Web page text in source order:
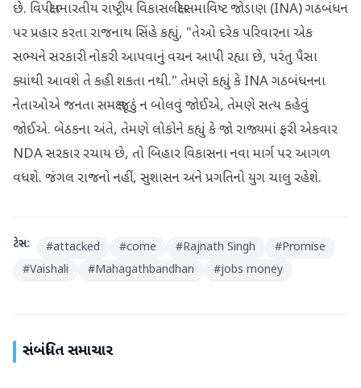
છે. વિપક્ષી ભારતીય રાષ્ટ્રીય વિકાસલક્ષી સમાવિષ્ટ જોડાણ (INA) ગઠબંધન
પર પ્રહાર કરતા રાજનાથ સિંહે કહ્યું, "તેઓ દરેક પરિવારના એક
સભ્યને સરકારી નોકરી આપવાનું વચન આપી રહ્યા છે, પરંતુ પૈસા
ક્યાંથી આવશે તે કહી શકતા નથી." તેમણે કહ્યું કે INA ગઠબંધનના
નેતાઓએ જનતા સમક્ષ જૂઠું ન બોલવું જોઈએ, તેમણે સત્ય કહેવું
જોઈએ. બેઠકના અંતે, તેમણે લોકોને કહ્યું કે જો રાજ્યમાં ફરી એકવાર
NDA સરકાર રચાય છે, તો બિહાર વિકાસના નવા માર્ગ પર આગળ
વધશે. જંગલ રાજનો નહીં, સુશાસન અને પ્રગતિનો યુગ ચાલુ રહેશે.
ટેગ્સ: #attacked #come #Rajnath Singh #Promise
#Vaishali #Mahagathbandhan #jobs money
સંબંધિત સમાચાર